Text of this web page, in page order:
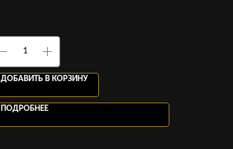
ДОБАВИТЬ В КОРЗИНУ
ПОДРОБНЕЕ